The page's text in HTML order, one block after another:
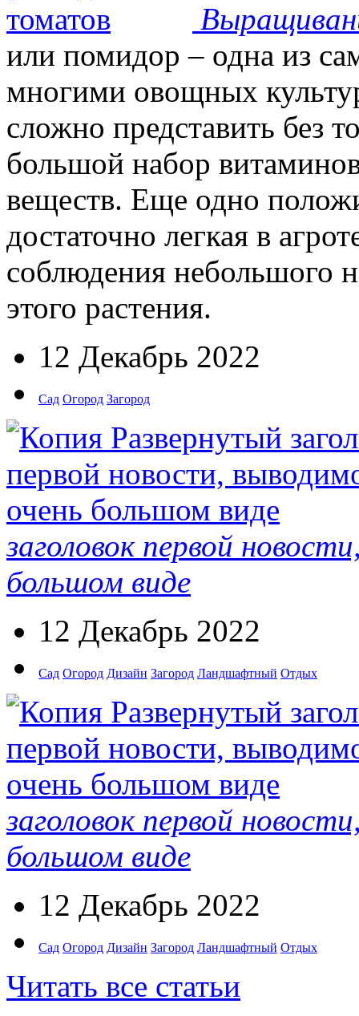
или помидор – одна из
многими овощных
сложно представить без
большой набор
веществ. Еще одно
достаточно легкая в
соблюдения небольшого
этого растения.
12 Декабрь 2022
Сад Огород Загород
заголовок первой
большом виде
12 Декабрь 2022
Сад Огород Дизайн Загород Ландшафтный Отдых
заголовок первой
большом виде
12 Декабрь 2022
Сад Огород Дизайн Загород Ландшафтный Отдых
Читать все статьи